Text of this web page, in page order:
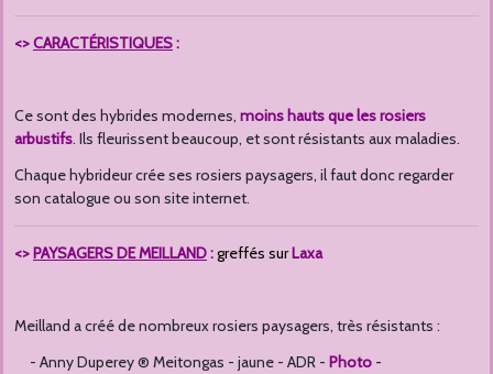
<>CARACTÉRISTIQUES:
Ce sont des hybrides modernes, moins hauts que les rosiers
arbustifs. Ils fleurissent beaucoup, et sont résistants aux maladies.
Chaque hybrideur crée ses rosiers paysagers, il faut donc regarder
son catalogue ou son site internet.
<>PAYSAGERS DE MEILLAND:greffés surLaxa
Meilland a créé de nombreux rosiers paysagers, très résistants :
- Anny Duperey ® Meitongas - jaune - ADR - Photo -